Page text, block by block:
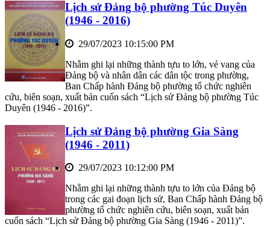
Lịch sử Đảng bộ phường Túc Duyên
(1946 - 2016)
29/07/2023 10:15:00 PM
Nhằm ghi lại những thành tựu to lớn, vẻ vang của
Đảng bộ và nhân dân các dân tộc trong phường,
Ban Chấp hành Đảng bộ phường tổ chức nghiên
cứu, biên soạn, xuất bản cuốn sách “Lịch sử Đảng bộ phường Túc
Duyên (1946 - 2016)”.
Lịch sử Đảng bộ phường Gia Sàng
(1946 - 2011)
29/07/2023 10:12:00 PM
Nhằm ghi lại những thành tựu to lớn của Đảng bộ
trong các gai đoạn lịch sử, Ban Chấp hành Đảng bộ
phường tổ chức nghiên cứu, biên soạn, xuất bản
cuốn sách “Lịch sử Đảng bộ phường Gia Sàng (1946 - 2011)”.